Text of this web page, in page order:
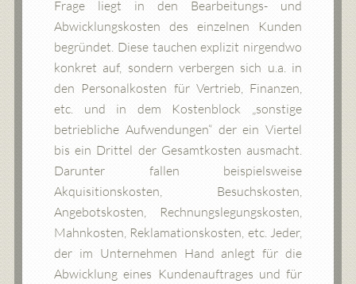
Frage liegt in den Bearbeitungs- und
Abwicklungskosten des einzelnen Kunden
begründet. Diese tauchen explizit nirgendwo
konkret auf, sondern verbergen sich u.a. in
den Personalkosten für Vertrieb, Finanzen,
etc. und in dem Kostenblock „sonstige
betriebliche Aufwendungen“ der ein Viertel
bis ein Drittel der Gesamtkosten ausmacht.
Darunter fallen beispielsweise
Akquisitionskosten, Besuchskosten,
Angebotskosten, Rechnungslegungskosten,
Mahnkosten, Reklamationskosten, etc. Jeder,
der im Unternehmen Hand anlegt für die
Abwicklung eines Kundenauftrages und für